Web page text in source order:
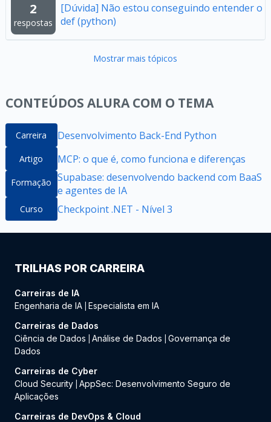
2
respostas
[Dúvida] Não estou conseguindo entender o
def (python)
Mostrar mais tópicos
CONTEÚDOS ALURA COM O TEMA
Carreira Desenvolvimento Back-End Python
Artigo MCP: o que é, como funciona e diferenças
Formação Supabase: desenvolvendo backend com BaaS
e agentes de IA
Curso Checkpoint .NET - Nível 3
TRILHAS POR CARREIRA
Carreiras de IA
Engenharia de IA Especialista em IA
Carreiras de Dados
Ciência de Dados
Análise de Dados
Governança de
Dados
Carreiras de Cyber
Cloud Security AppSec: Desenvolvimento Seguro de
Aplicações
Carreiras de DevOps & Cloud